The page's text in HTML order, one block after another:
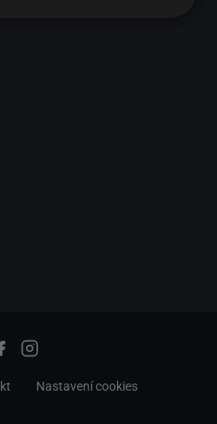
Nastavení cookies